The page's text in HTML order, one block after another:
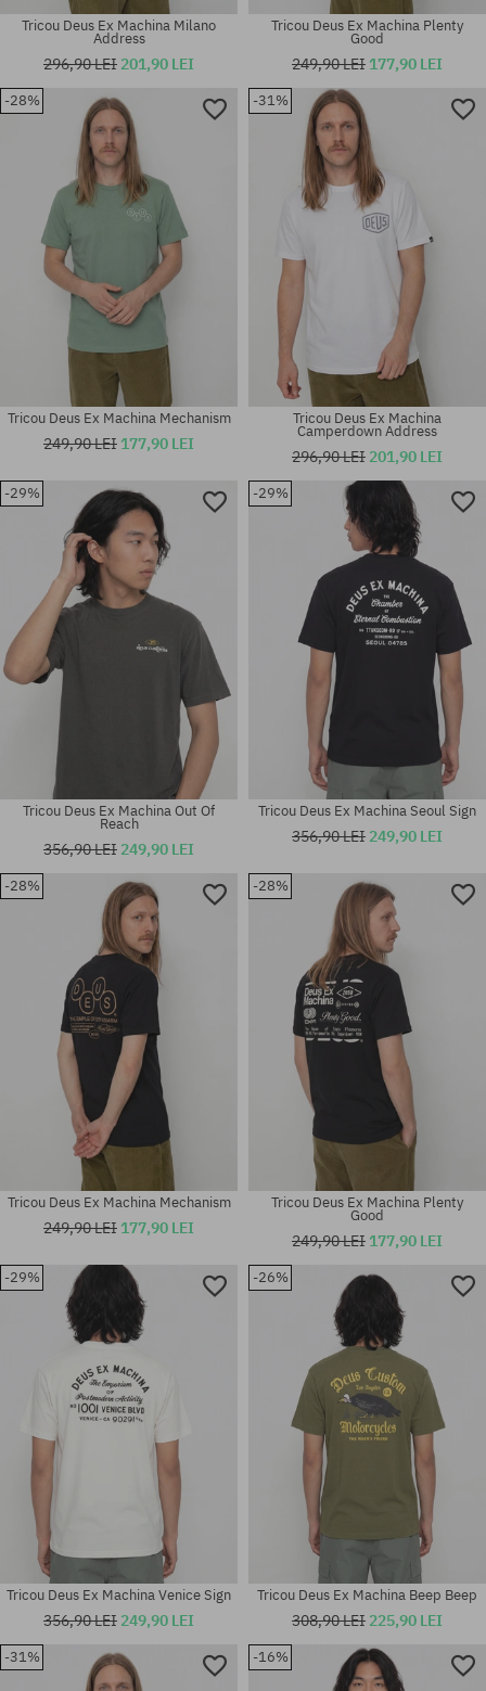
Mărimi existente:
Mărimi existente:
Mărimi existente:
L; XL; XXL
Tricou Deus Ex Machina Milano
Address
296,90 LEI 201,90 LEI
Mărimi existente:
Tricou Deus Ex Machina Plenty
Good
249,90 LEI 177,90 LEI
-28%
Mărimi existente:
Tricou Deus Ex Machina Mechanism
249,90 LEI 177,90 LEI
-31%
Mărimi existente:
Tricou Deus Ex Machina
Camperdown Address
296,90 LEI 201,90 LEI
-29%
Mărimi existente:
Tricou Deus Ex Machina Out Of
Reach
356,90 LEI 249,90 LEI
-29%
Mărimi existente:
Tricou Deus Ex Machina Seoul Sign
356,90 LEI 249,90 LEI
-28%
Mărimi existente:
Tricou Deus Ex Machina Mechanism
249,90 LEI 177,90 LEI
-28%
Mărimi existente:
Tricou Deus Ex Machina Plenty
Good
249,90 LEI 177,90 LEI
-29%
Tricou Deus Ex Machina Venice Sign
356,90 LEI 249,90 LEI
-26%
Tricou Deus Ex Machina Beep Beep
308,90 LEI 225,90 LEI
-31% -16%